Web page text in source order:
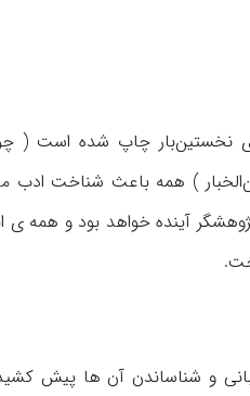
نخستین‌بار چاپ شده است (
) همه باعث شناخت ادب
آینده خواهد بود و همه ی
و شناساندن آن ها پیش